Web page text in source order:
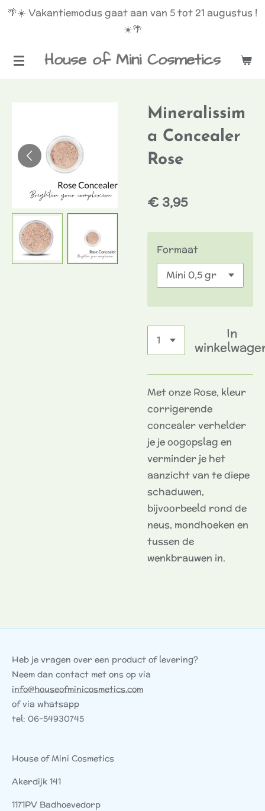
Ga
de
House of Mini Cosmetics
🌴☀️ Vakantiemodus gaat aan van 5 tot 21 augustus !
☀️🌴
Mineralissim
a Concealer
Rose
€ 3,95
Formaat
In
Met onze Rose, kleur
corrigerende
concealer verhelder
je je oogopslag en
verminder je het
aanzicht van te diepe
schaduwen,
bijvoorbeeld rond de
neus, mondhoeken en
tussen de
wenkbrauwen in.
Heb je vragen over een product of levering?
Neem dan contact met ons op via
info@houseofminicosmetics.com
of via whatsapp
tel: 06-54930745
House of Mini Cosmetics
Akerdijk 141
1171PV Badhoevedorp